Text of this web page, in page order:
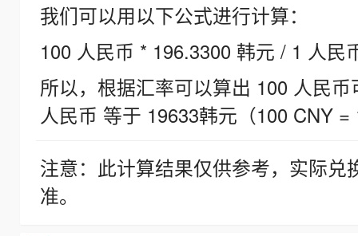
我们可以用以下公式进行计算：
100 人民币 * 196.3300 韩元 / 1 人民
所以，根据汇率可以算出 100 人民
人民币 等于 19633韩元（100 CNY =
注意：此计算结果仅供参考，实际
准。